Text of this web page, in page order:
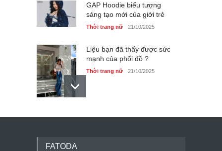
GAP Hoodie biểu tượng
sáng tạo mới của giới trẻ
Thời trang nữ 21/10/2025
Liệu bạn đã thấy được sức
mạnh của phối đồ ?
Thời trang nữ 21/10/2025
Dàn túi hiệu ‘ xịn sò’ của nữ
FATODA